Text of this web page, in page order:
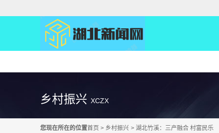
乡村振兴 XCZX
您现在所在的位置首页 > 乡村振兴 > 湖北竹溪：三产融合 村富民乐